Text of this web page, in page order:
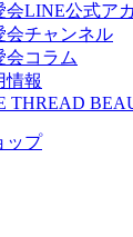
会LINE公式ア
会チャンネル
会コラム
情報
THREAD
ップ